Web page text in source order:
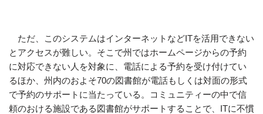
ただ、このシステムはインターネットなどITを活用できない
とアクセスが難しい。そこで州ではホームページからの予約
に対応できない人を対象に、電話による予約を受け付けてい
るほか、州内のおよそ70の図書館が電話もしくは対面の形式
で予約のサポートに当たっている。コミュニティーの中で信
頼のおける施設である図書館がサポートすることで、ITに不慣